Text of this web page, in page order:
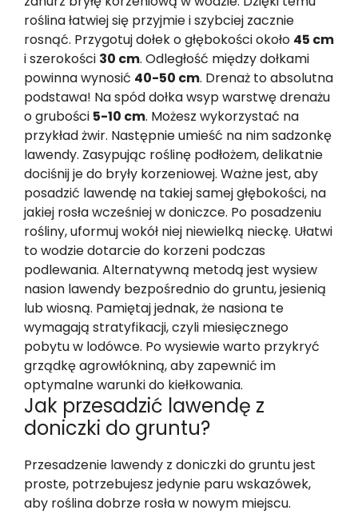
roślina łatwiej się przyjmie i szybciej zacznie
rosnąć. Przygotuj dołek o głębokości około 45 cm
i szerokości 30 cm. Odległość między dołkami
powinna wynosić 40-50 cm. Drenaż to absolutna
podstawa! Na spód dołka wsyp warstwę drenażu
o grubości 5-10 cm. Możesz wykorzystać na
przykład żwir. Następnie umieść na nim sadzonkę
lawendy. Zasypując roślinę podłożem, delikatnie
dociśnij je do bryły korzeniowej. Ważne jest, aby
posadzić lawendę na takiej samej głębokości, na
jakiej rosła wcześniej w doniczce. Po posadzeniu
rośliny, uformuj wokół niej niewielką nieckę. Ułatwi
to wodzie dotarcie do korzeni podczas
podlewania. Alternatywną metodą jest wysiew
nasion lawendy bezpośrednio do gruntu, jesienią
lub wiosną. Pamiętaj jednak, że nasiona te
wymagają stratyfikacji, czyli miesięcznego
pobytu w lodówce. Po wysiewie warto przykryć
grządkę agrowłókniną, aby zapewnić im
optymalne warunki do kiełkowania.
Jak przesadzić lawendę z
doniczki do gruntu?
Przesadzenie lawendy z doniczki do gruntu jest
proste, potrzebujesz jedynie paru wskazówek,
aby roślina dobrze rosła w nowym miejscu.